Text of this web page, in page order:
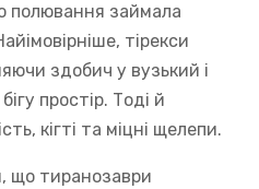
полювання займала
тірекси
здобич у вузький і
простір. Тоді й
кігті та міцні щелепи.
що тиранозаври